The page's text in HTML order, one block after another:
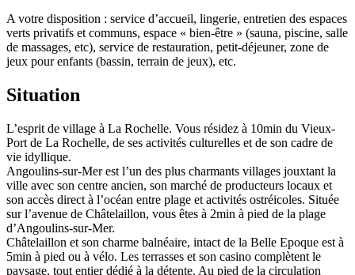
A votre disposition : service d’accueil, lingerie, entretien des espaces
verts privatifs et communs, espace « bien-être » (sauna, piscine, salle
de massages, etc), service de restauration, petit-déjeuner, zone de
jeux pour enfants (bassin, terrain de jeux), etc.
Situation
L’esprit de village à La Rochelle. Vous résidez à 10min du Vieux-
Port de La Rochelle, de ses activités culturelles et de son cadre de
vie idyllique.
Angoulins-sur-Mer est l’un des plus charmants villages jouxtant la
ville avec son centre ancien, son marché de producteurs locaux et
son accès direct à l’océan entre plage et activités ostréicoles. Située
sur l’avenue de Châtelaillon, vous êtes à 2min à pied de la plage
d’Angoulins-sur-Mer.
Châtelaillon et son charme balnéaire, intact de la Belle Epoque est à
5min à pied ou à vélo. Les terrasses et son casino complètent le
paysage, tout entier dédié à la détente. Au pied de la circulation